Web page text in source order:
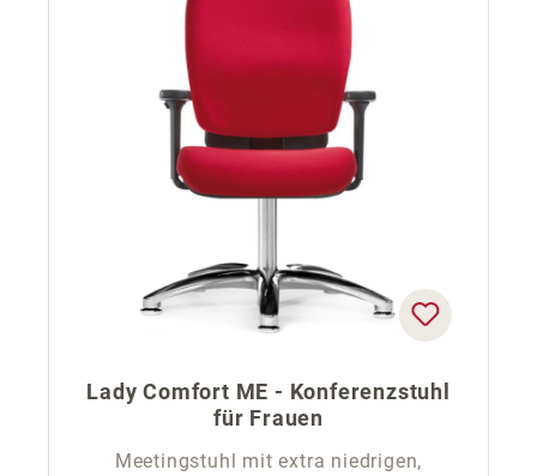
Lady Comfort ME - Konferenzstuhl
für Frauen
Meetingstuhl mit extra niedrigen,